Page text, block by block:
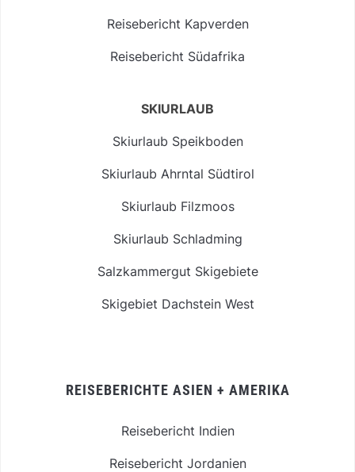
Reisebericht Kapverden
Reisebericht Südafrika
SKIURLAUB
Skiurlaub Speikboden
Skiurlaub Ahrntal Südtirol
Skiurlaub Filzmoos
Skiurlaub Schladming
Salzkammergut Skigebiete
Skigebiet Dachstein West
REISEBERICHTE ASIEN + AMERIKA
Reisebericht Indien
Reisebericht Jordanien